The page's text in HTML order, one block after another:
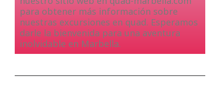
para obtener más información sobre
nuestras excursiones en quad. Esperamos
darle la bienvenida para una aventura
inolvidable en Marbella.